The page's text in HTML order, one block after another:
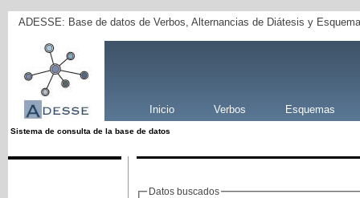
ADESSE: Base de datos de Verbos, Alternancias de Diátesis y
Inicio Verbos Esquemas
Sistema de consulta de la base de datos
Datos buscados